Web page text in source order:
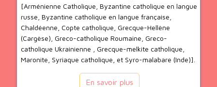
[Arménienne Catholique, Byzantine catholique en langue
russe, Byzantine catholique en langue française,
Chaldéenne, Copte catholique, Grecque-Hellène
(Cargèse), Greco-catholique Roumaine, Greco-
catholique Ukrainienne , Grecque-melkite catholique,
Maronite, Syriaque catholique, et Syro-malabare (Inde)].
En savoir plus